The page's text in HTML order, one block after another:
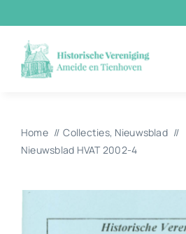
naar
inhoud
Home Collecties Nieuwsblad
Nieuwsblad HVAT 2002-4